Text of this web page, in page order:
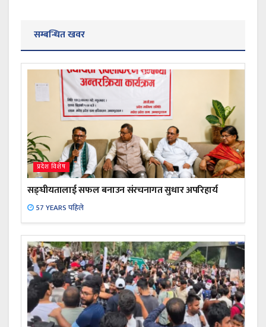
सम्बन्धित खवर
प्रदेश विशेष
सङ्घीयतालाई सफल बनाउन संरचनागत सुधार अपरिहार्य
57 YEARS पहिले